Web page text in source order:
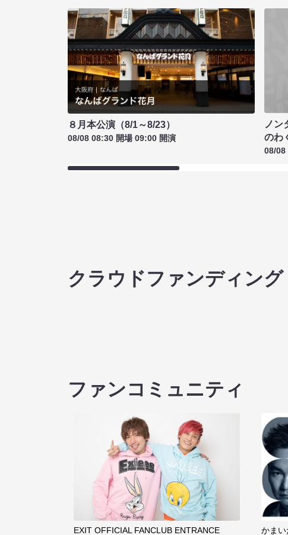
８月本公演（8/1～8/23）
08/08 08:30 開場 09:00 開演
ノン
のわ
08/08
クラウドファンディング
ファンコミュニティ
EXIT OFFICIAL FANCLUB ENTRANCE かま